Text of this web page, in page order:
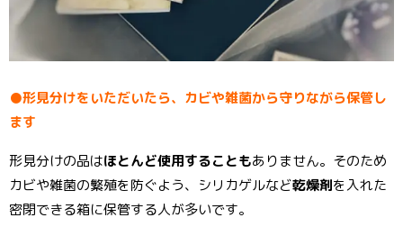
●形見分けをいただいたら、カビや雑菌から守りながら保管し
ます
形見分けの品はほとんど使用することもありません。そのため
カビや雑菌の繁殖を防ぐよう、シリカゲルなど乾燥剤を入れた
密閉できる箱に保管する人が多いです。